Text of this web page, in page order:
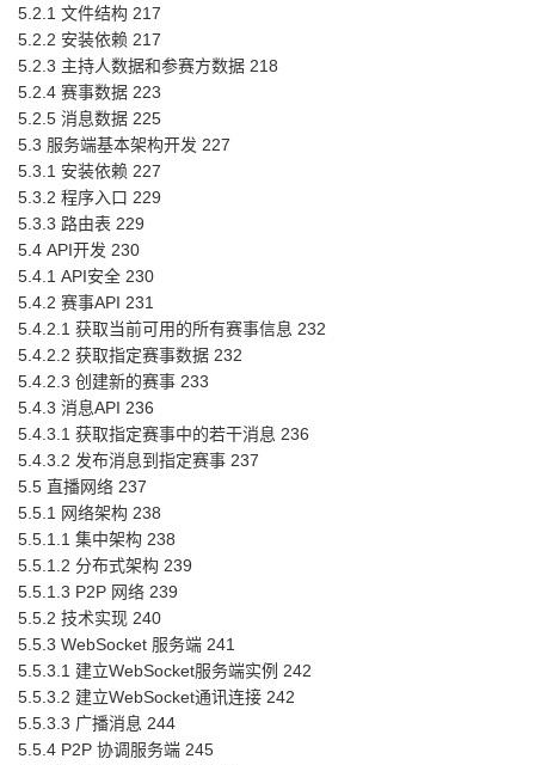
5.2.1 文件结构 217
5.2.2 安装依赖 217
5.2.3 主持人数据和参赛方数据 218
5.2.4 赛事数据 223
5.2.5 消息数据 225
5.3 服务端基本架构开发 227
5.3.1 安装依赖 227
5.3.2 程序入口 229
5.3.3 路由表 229
5.4 API开发 230
5.4.1 API安全 230
5.4.2 赛事API 231
5.4.2.1 获取当前可用的所有赛事信息 232
5.4.2.2 获取指定赛事数据 232
5.4.2.3 创建新的赛事 233
5.4.3 消息API 236
5.4.3.1 获取指定赛事中的若干消息 236
5.4.3.2 发布消息到指定赛事 237
5.5 直播网络 237
5.5.1 网络架构 238
5.5.1.1 集中架构 238
5.5.1.2 分布式架构 239
5.5.1.3 P2P 网络 239
5.5.2 技术实现 240
5.5.3 WebSocket 服务端 241
5.5.3.1 建立WebSocket服务端实例 242
5.5.3.2 建立WebSocket通讯连接 242
5.5.3.3 广播消息 244
5.5.4 P2P 协调服务端 245